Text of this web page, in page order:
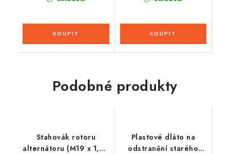
Podobné produkty
Stahovák rotoru
alternátoru (M19 x 1,0),
Plastové dláto na
odstranění starého